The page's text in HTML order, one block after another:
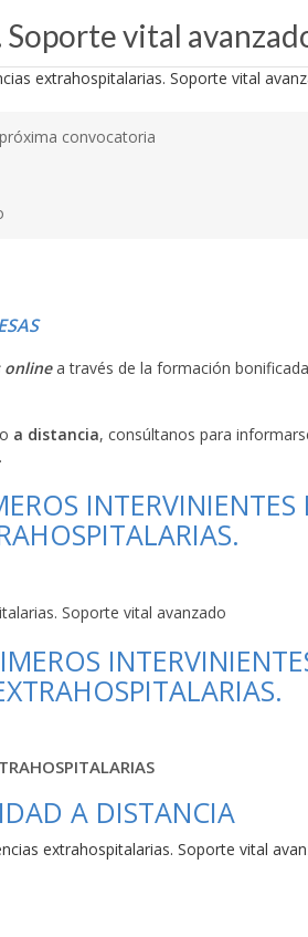
vital
convocatoria
onlinea través de la formación
o a distancia, consúltanos para
INTERVINIENTES
Soporte vital avanzado
A DISTANCIA
extrahospitalarias. Soporte vital